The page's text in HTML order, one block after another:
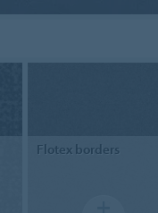
Flotexborders